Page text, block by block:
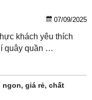
07/09/2025
khách yêu thích
quây quần …
ngon, giá rẻ, chất